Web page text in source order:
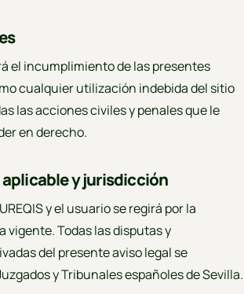
el incumplimiento de las presentes
cualquier utilización indebida del sitio
las acciones civiles y penales que le
en derecho.
y jurisdicción
y el usuario se regirá por la
vigente. Todas las disputas y
del presente aviso legal se
y Tribunales españoles de Sevilla.